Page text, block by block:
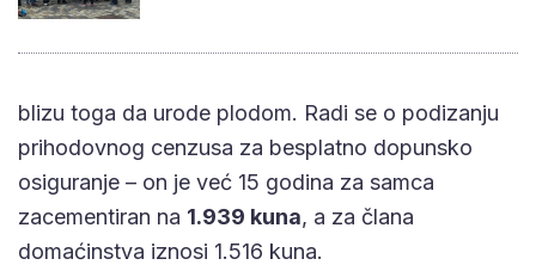
blizu toga da urode plodom. Radi se o podizanju
prihodovnog cenzusa za besplatno dopunsko
osiguranje – on je već 15 godina za samca
zacementiran na 1.939 kuna, a za člana
domaćinstva iznosi 1.516 kuna.